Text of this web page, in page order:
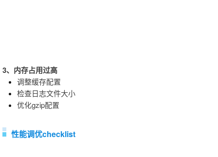
3、内存占用过高
调整缓存配置
检查日志文件大小
优化gzip配置
性能调优checklist